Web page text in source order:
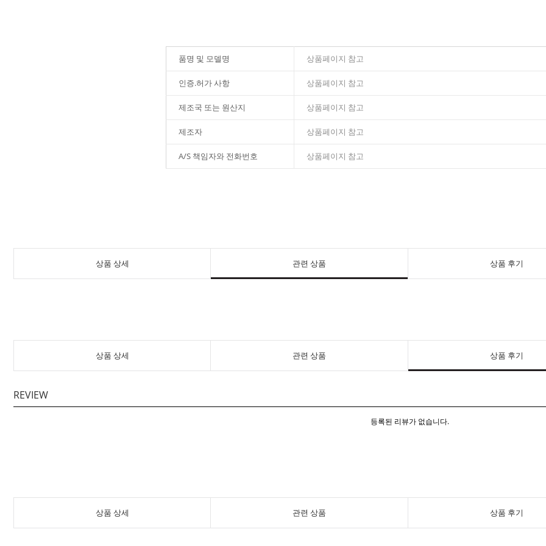
품명 및 모델명 상품페이지 참고
인증.허가 사항 상품페이지 참고
제조국 또는 원산지 상품페이지 참고
제조자 상품페이지 참고
A/S 책임자와 전화번호 상품페이지 참고
상품 상세 관련 상품 상품 후기
상품 상세 관련 상품 상품 후기
REVIEW
등록된 리뷰가 없습니다.
상품 상세 관련 상품 상품 후기